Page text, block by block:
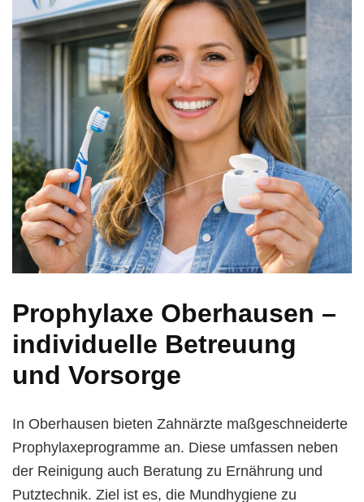
Prophylaxe Oberhausen –
individuelle Betreuung
und Vorsorge
In Oberhausen bieten Zahnärzte maßgeschneiderte
Prophylaxeprogramme an. Diese umfassen neben
der Reinigung auch Beratung zu Ernährung und
Putztechnik. Ziel ist es, die Mundhygiene zu